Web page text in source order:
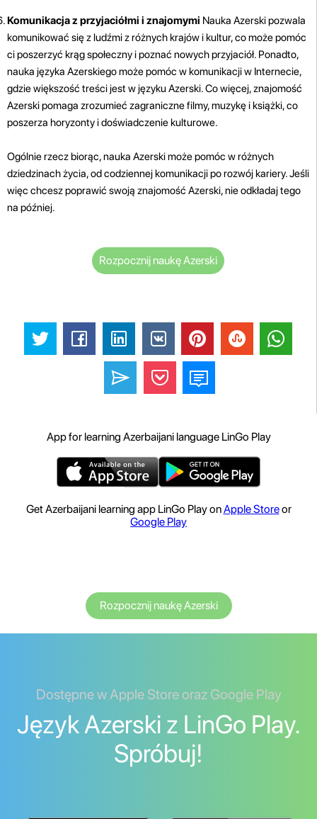
Komunikacja z przyjaciółmi i znajomymi Nauka Azerski pozwala
komunikować się z ludźmi z różnych krajów i kultur, co może pomóc
ci poszerzyć krąg społeczny i poznać nowych przyjaciół. Ponadto,
nauka języka Azerskiego może pomóc w komunikacji w Internecie,
gdzie większość treści jest w języku Azerski. Co więcej, znajomość
Azerski pomaga zrozumieć zagraniczne filmy, muzykę i książki, co
poszerza horyzonty i doświadczenie kulturowe.
Ogólnie rzecz biorąc, nauka Azerski może pomóc w różnych
dziedzinach życia, od codziennej komunikacji po rozwój kariery. Jeśli
więc chcesz poprawić swoją znajomość Azerski, nie odkładaj tego
na później.
Rozpocznij naukę Azerski
App for learning Azerbaijani language LinGo Play
Get Azerbaijani learning app LinGo Play onApple Storeor
Google Play
Rozpocznij naukę Azerski
Dostępne w Apple Store oraz Google Play
Język Azerski z LinGo Play.
Spróbuj!